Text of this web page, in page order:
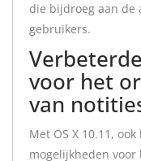
die bijdroeg aan de
gebruikers.
voor het
van
Met OS X 10.11,
mogelijkheden